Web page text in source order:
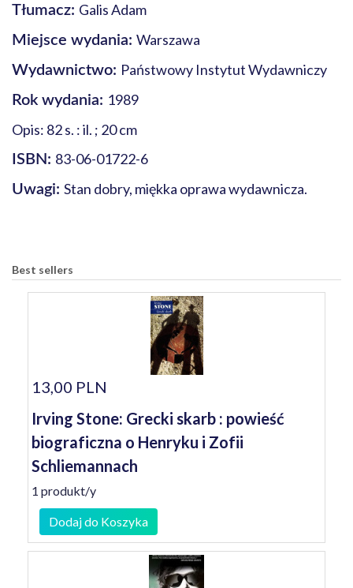
Tłumacz: Galis Adam
Miejsce wydania: Warszawa
Wydawnictwo: Państwowy Instytut Wydawniczy
Rok wydania: 1989
Opis: 82 s. : il. ; 20 cm
ISBN: 83-06-01722-6
Uwagi: Stan dobry, miękka oprawa wydawnicza.
Best sellers
13,00 PLN
Irving Stone: Grecki skarb : powieść
biograficzna o Henryku i Zofii
Schliemannach
1 produkt/y
Dodaj do Koszyka